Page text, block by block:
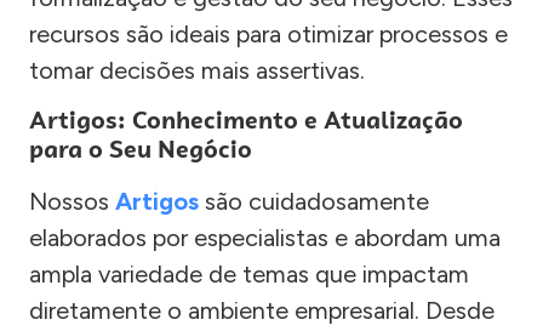
recursos são ideais para otimizar processos e
tomar decisões mais assertivas.
Artigos: Conhecimento e Atualização
para o Seu Negócio
Nossos Artigos são cuidadosamente
elaborados por especialistas e abordam uma
ampla variedade de temas que impactam
diretamente o ambiente empresarial. Desde